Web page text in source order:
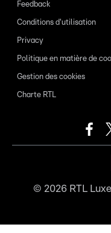
Feedback
Conditions d'utilisation
Privacy
Politique en matière de
Gestion des cookies
Charte RTL
© 2026RTL